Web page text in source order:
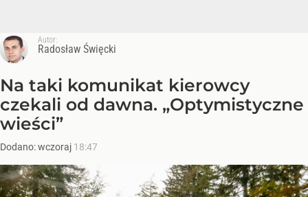
Autor:
Radosław Święcki
Na taki komunikat kierowcy
czekali od dawna. „Optymistyczne
wieści”
Dodano:wczoraj 18:47